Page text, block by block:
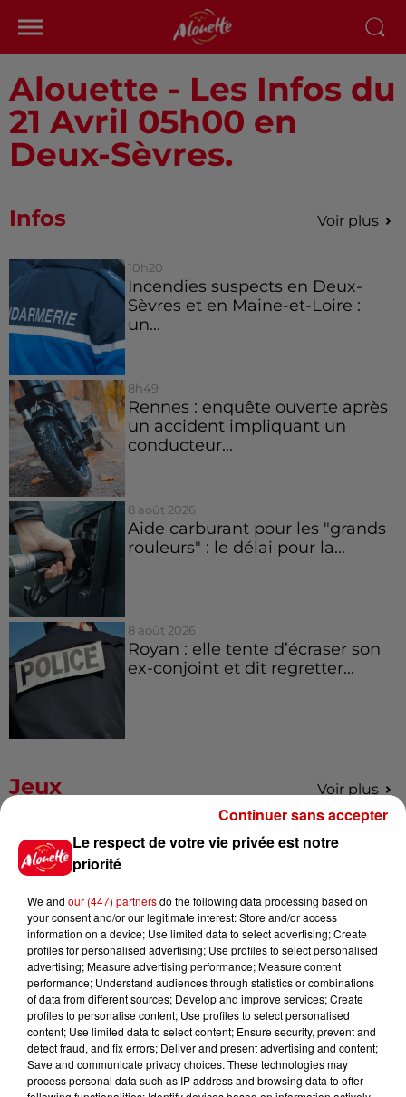
Alouette - Les Infos du
21 Avril 05h00 en
Deux-Sèvres.
Infos Voir plus
10h20
Incendies suspects en Deux-
Sèvres et en Maine-et-Loire :
un...
8h49
Rennes : enquête ouverte après
un accident impliquant un
conducteur...
8 août 2026
Aide carburant pour les "grands
rouleurs" : le délai pour la...
8 août 2026
Royan : elle tente d’écraser son
ex-conjoint et dit regretter...
Jeux Voir plus
Gagnez vos places pour le
festival Marché Gourmand 2026
Le Duel - Gagnez vos entrées
pour l'un des zoos de nos
régions !
Destination Vacances - Gagnez
Le respect de votre vie privée est notre
priorité
We and our (447) partnersdo the following data processing based on
your consent and/or our legitimate interest: Store and/or access
information on a device; Use limited data to select advertising; Create
profiles for personalised advertising; Use profiles to select personalised
advertising; Measure advertising performance; Measure content
performance; Understand audiences through statistics or combinations
of data from different sources; Develop and improve services; Create
profiles to personalise content; Use profiles to select personalised
content; Use limited data to select content; Ensure security, prevent and
detect fraud, and fix errors; Deliver and present advertising and content;
Save and communicate privacy choices. These technologies may
process personal data such as IP address and browsing data to offer
Continuer sans accepter